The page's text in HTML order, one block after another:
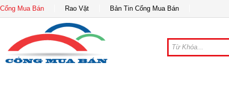
Cổng Mua Bán Rao Vặt Bản Tin Cổng Mua Bán